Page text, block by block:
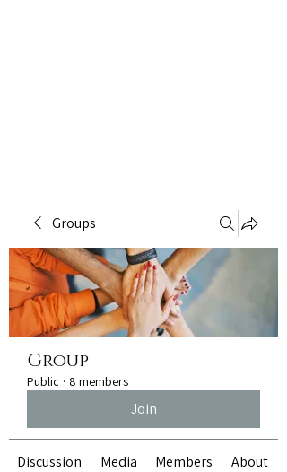
Groups
Group
Public · 8 members
Join
Discussion Media Members About